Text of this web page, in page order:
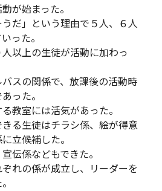
が始まった。
だ」という理由で５人、６人
った。
以上の生徒が活動に加わっ
スの関係で、放課後の活動時
った。
教室には活気があった。
る生徒はチラシ係、絵が得意
立候補した。
伝係などもできた。
れの係が成立し、リーダーを